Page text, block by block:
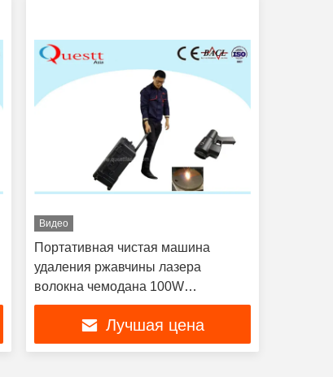
Видео
Портативная чистая машина
удаления ржавчины лазера
волокна чемодана 100W
оборудования лазера
Лучшая цена